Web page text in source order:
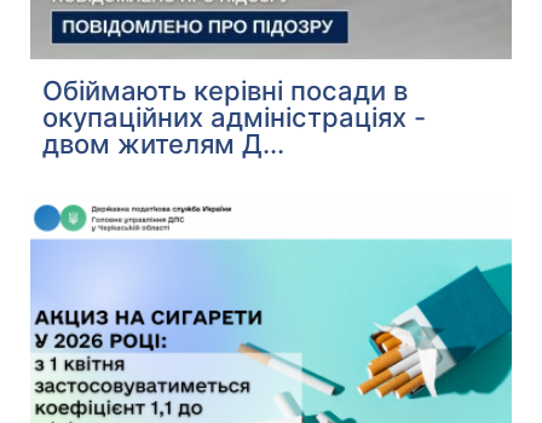
Обіймають керівні посади в
окупаційних адміністраціях -
двом жителям Д...